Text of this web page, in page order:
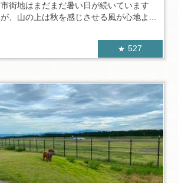
市街地はまだまだ暑い日が続いています
が、山の上は秋を感じさせる風が心地よ...
527